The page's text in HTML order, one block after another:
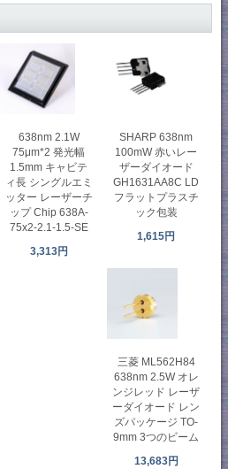
638nm 2.1W
75μm*2 発光幅
1.5mm キャビテ
ィ長 シングルエミ
ッター レーザーチ
ップ Chip 638A-
75x2-2.1-1.5-SE
3,313円
SHARP 638nm
100mW 赤いレー
ザーダイオード
GH1631AA8C LD
フラットプラスチ
ック包装
1,615円
三菱 ML562H84
638nm 2.5W オレ
ンジレッド レーザ
ーダイオード レン
ズパッケージ TO-
9mm 3つのビーム
13,683円